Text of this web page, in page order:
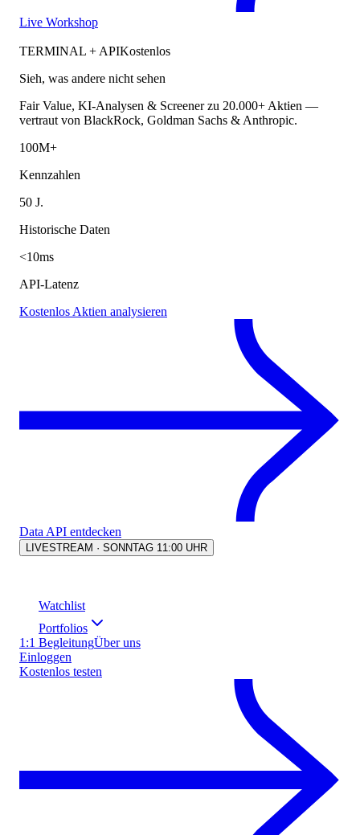
Live Workshop
TERMINAL + APIKostenlos
Sieh, was andere nicht sehen
Fair Value, KI-Analysen & Screener zu 20.000+ Aktien —
vertraut von BlackRock, Goldman Sachs & Anthropic.
100M+
Kennzahlen
50 J.
Historische Daten
<10ms
API-Latenz
Kostenlos Aktien analysieren
Data API entdecken
LIVESTREAM · SONNTAG 11:00 UHR
Watchlist
Portfolios
1:1 BegleitungÜber uns
Einloggen
Kostenlos testen